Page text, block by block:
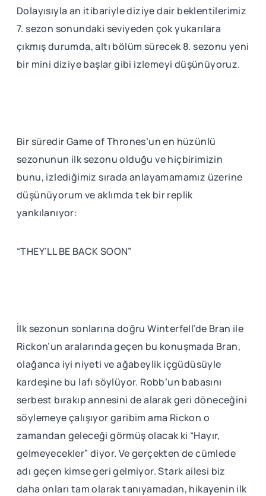
Dolayısıyla an itibariyle diziye dair beklentilerimiz
7. sezon sonundaki seviyeden çok yukarılara
çıkmış durumda, altı bölüm sürecek 8. sezonu yeni
bir mini diziye başlar gibi izlemeyi düşünüyoruz.
Bir süredir Game of Thrones’un en hüzünlü
sezonunun ilk sezonu olduğu ve hiçbirimizin
bunu, izlediğimiz sırada anlayamamamız üzerine
düşünüyorum ve aklımda tek bir replik
yankılanıyor:
“THEY’LL BE BACK SOON”
İlk sezonun sonlarına doğru Winterfell’de Bran ile
Rickon’un aralarında geçen bu konuşmada Bran,
olağanca iyi niyeti ve ağabeylik içgüdüsüyle
kardeşine bu lafı söylüyor. Robb’un babasını
serbest bırakıp annesini de alarak geri döneceğini
söylemeye çalışıyor garibim ama Rickon o
zamandan geleceği görmüş olacak ki “Hayır,
gelmeyecekler” diyor. Ve gerçekten de cümlede
adı geçen kimse geri gelmiyor. Stark ailesi biz
daha onları tam olarak tanıyamadan, hikayenin ilk